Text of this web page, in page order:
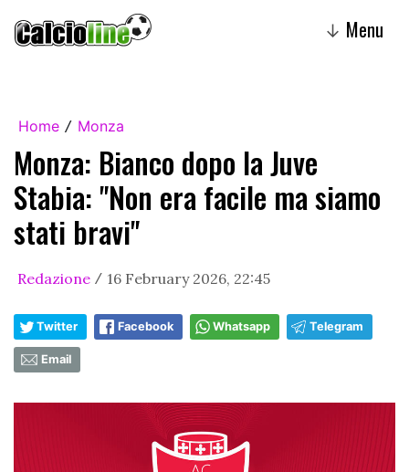
↓ Menu
Home / Monza
Monza: Bianco dopo la Juve
Stabia: "Non era facile ma siamo
stati bravi"
Redazione / 16 February 2026, 22:45
Twitter Facebook Whatsapp Telegram
Email